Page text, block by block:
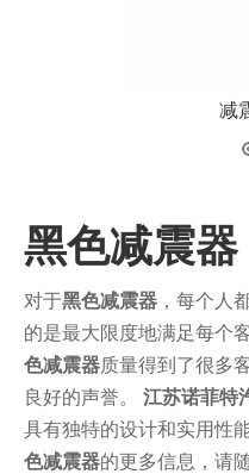
减
黑色减震器
对于黑色减震器 ，每个人
的是最大限度地满足每个
色减震器质量得到了很多
良好的声誉。 江苏诺菲特
具有独特的设计和实用性
色减震器的更多信息，请